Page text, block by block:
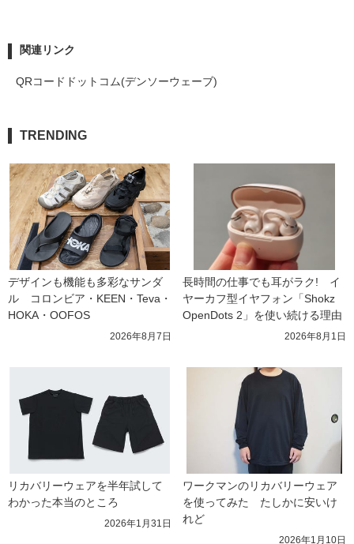
関連リンク
QRコードドットコム(デンソーウェーブ)
TRENDING
デザインも機能も多彩なサンダ
ル　コロンビア・KEEN・Teva・
HOKA・OOFOS
2026年8月7日
長時間の仕事でも耳がラク!　イ
ヤーカフ型イヤフォン「Shokz
OpenDots 2」を使い続ける理由
2026年8月1日
リカバリーウェアを半年試して
わかった本当のところ
2026年1月31日
ワークマンのリカバリーウェア
を使ってみた　たしかに安いけ
れど
2026年1月10日